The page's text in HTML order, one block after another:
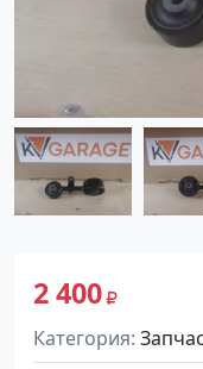
2 400
Категория